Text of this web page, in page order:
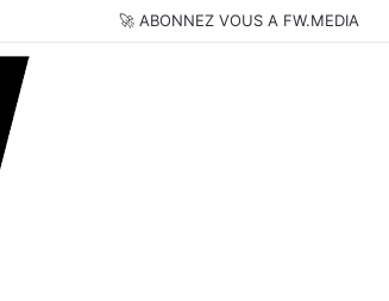
🚀 ABONNEZ VOUS A FW.MEDIA